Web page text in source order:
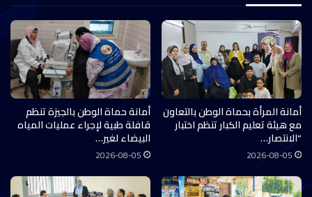
أمانة المرأة بحماة الوطن بالتعاون
مع هيئة تعليم الكبار تنظم اختبار
“الانتصار…
2026-08-05
أمانة حماة الوطن بالجيزة تنظم
قافلة طبية لإجراء عمليات المياه
البيضاء لغير…
2026-08-05